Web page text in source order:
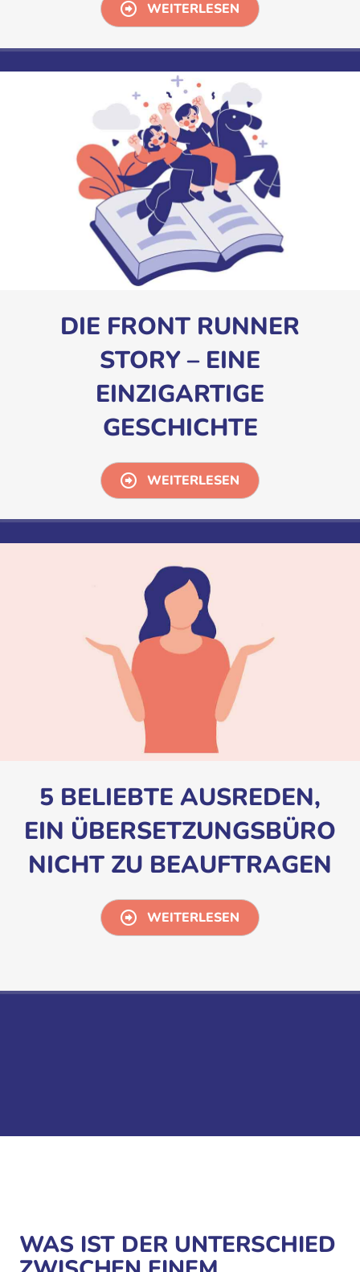
WEITERLESEN
DIE FRONT RUNNER
STORY – EINE
EINZIGARTIGE
GESCHICHTE
WEITERLESEN
5 BELIEBTE AUSREDEN,
EIN ÜBERSETZUNGSBÜRO
NICHT ZU BEAUFTRAGEN
WEITERLESEN
WAS IST DER UNTERSCHIED